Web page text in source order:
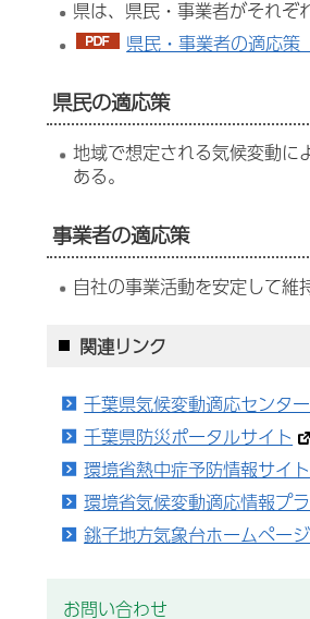
県は、県民・事業者がそれぞ
県民・事業者の適応
県民の適応策
地域で想定される気候変動に
ある。
事業者の適応策
自社の事業活動を安定して維
関連リンク
千葉県気候変動適応センタ
千葉県防災ポータルサイト
環境省熱中症予防情報サイト
環境省気候変動適応情報プ
銚子地方気象台ホームページ
お問い合わせ